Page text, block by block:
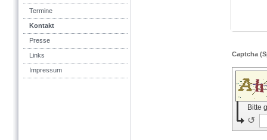
Termine
Kontakt
Presse
Links
Impressum
Bitte
↺